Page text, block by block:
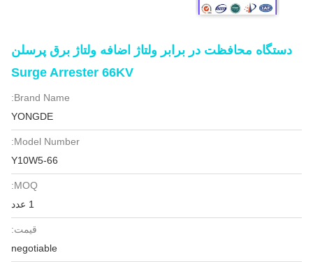
دستگاه محافظت در برابر ولتاژ اضافه ولتاژ برق پرسلن
Surge Arrester 66KV
Brand Name:
YONGDE
Model Number:
Y10W5-66
MOQ:
قیمت:
negotiable